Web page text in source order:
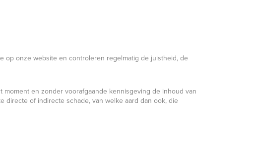
op onze website en controleren regelmatig de juistheid, de
en zonder voorafgaande kennisgeving de inhoud van
directe of indirecte schade, van welke aard dan ook, die